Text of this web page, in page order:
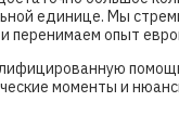
единице. Мы
перенимаем опыт
моменты и